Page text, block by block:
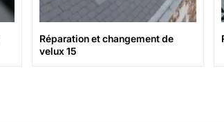
Réparation et changement de
velux 15